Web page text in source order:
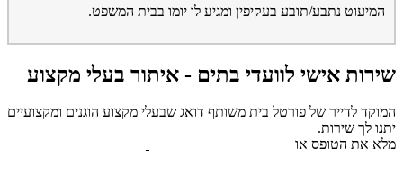
המיעוט נתבע/תובע בעקיפין ומגיע לו יומו בבית המשפט.
שירות אישי לוועדי בתים - איתור בעלי מקצוע
המוקד לדייר של פורטל בית משותף דואג שבעלי מקצוע הוגנים ומקצועיים
יתנו לך שירות.
מלא את הטופס או